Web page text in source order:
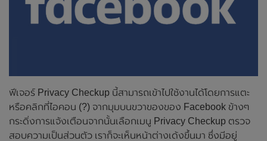
ฟีเจอร์ Privacy Checkup นี้สามารถเข้าไปใช้งานได้โดยการแตะ
หรือคลิกที่ไอคอน (?) จากมุมบนขวาของของ Facebook ข้างๆ
กระดิ่งการแจ้งเตือนจากนั้นเลือกเมนู Privacy Checkup ตรวจ
สอบความเป็นส่วนตัว เราก็จะเห็นหน้าต่างเด้งขึ้นมา ซึ่งมีอยู่